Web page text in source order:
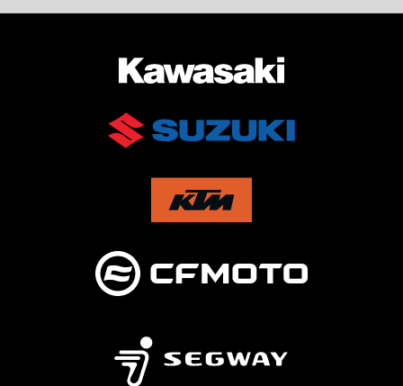
AUKTORISERAD ÅTERFÖRSÄLJARE AV